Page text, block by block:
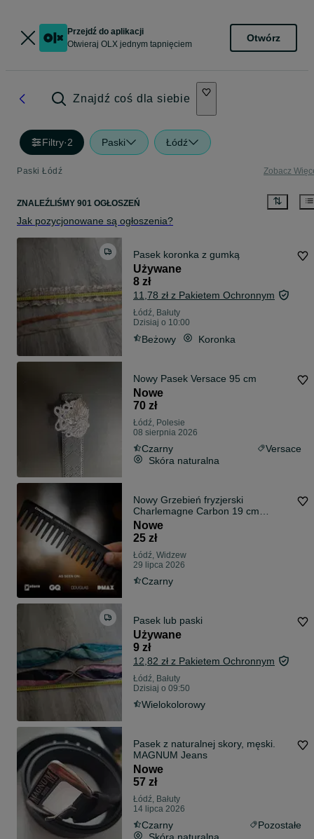
Przejdź do aplikacji
Otwieraj OLX jednym tapnięciem
Otwórz
Znajdź coś dla siebie
Filtry·2 Paski Łódź
Paski Łódź Zobacz
ZNALEŹLIŚMY 901 OGŁOSZEŃ
Jak pozycjonowane są ogłoszenia?
Pasek koronka z gumką
Używane
8 zł
11,78 zł z Pakietem Ochronnym
Łódź, Bałuty
Dzisiaj o 10:00
Beżowy Koronka
Nowy Pasek Versace 95 cm
Nowe
70 zł
Łódź, Polesie
08 sierpnia 2026
Czarny
Versace
Skóra naturalna
Nowy Grzebień fryzjerski
Charlemagne Carbon 19 cm
szerokie zęby
Nowe
25 zł
Łódź, Widzew
29 lipca 2026
Czarny
Pasek lub paski
Używane
9 zł
12,82 zł z Pakietem Ochronnym
Łódź, Bałuty
Dzisiaj o 09:50
Wielokolorowy
Pasek z naturalnej skory, męski.
MAGNUM Jeans
Nowe
57 zł
Łódź, Bałuty
14 lipca 2026
Czarny
Pozostałe